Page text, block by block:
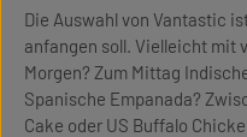
Die Auswahl von Vantastic
anfangen soll. Vielleicht mit
Morgen? Zum Mittag
Spanische Empanada?
Cake oder US Buffalo